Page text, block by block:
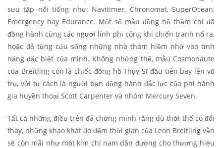
sưu tập nổi tiếng như: Navitimer, Chronomat, SuperOcean,
Emergency hay Edurance. Một số mẫu đồng hồ thậm chí đã
đồng hành cùng các người lính phi công khi chiến tranh nổ ra,
hoặc đã từng cứu sống những nhà thám hiềm nhờ vào tính
năng đặc biệt của mình. Không những thế, mẫu Cosmonaute
của Breitling còn là chiếc đồng hồ Thụy Sĩ đầu tiên bay lên vũ
trụ, với tư cách là người bạn đồng hành đắc lực của phi hành
gia huyền thoại Scott Carpenter và nhóm Mercury Seven.
Tất cả những điều trên đã chứng minh rằng dù thời thế có đổi
thay, những khao khát đo đếm thời gian của Leon Breitling vẫn
sẽ còn mãi như một kim chỉ nam dẫn đường cho thương hiệu